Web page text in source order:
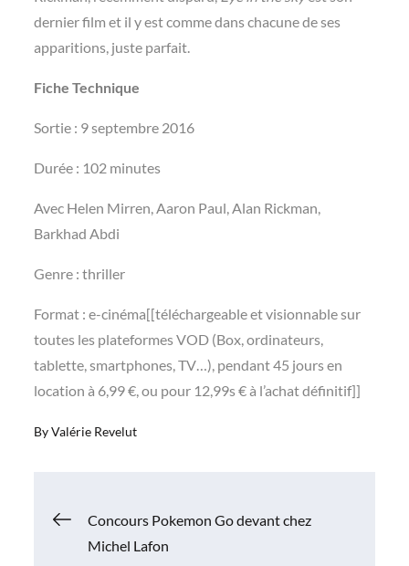
dernier film et il y est comme dans chacune de ses
apparitions, juste parfait.
Fiche Technique
Sortie : 9 septembre 2016
Durée : 102 minutes
Avec Helen Mirren, Aaron Paul, Alan Rickman,
Barkhad Abdi
Genre : thriller
Format : e-cinéma[[téléchargeable et visionnable sur
toutes les plateformes VOD (Box, ordinateurs,
tablette, smartphones, TV…), pendant 45 jours en
location à 6,99 €, ou pour 12,99s € à l’achat définitif]]
ByValérie Revelut
Navigation
Concours Pokemon Go devant chez
Michel Lafon